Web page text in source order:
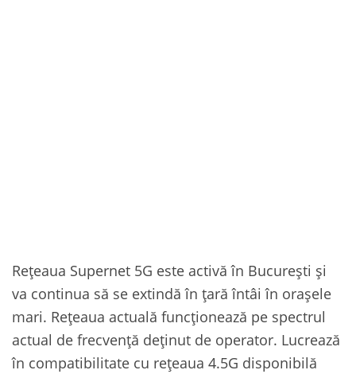
Rețeaua Supernet 5G este activă în București și
va continua să se extindă în țară întâi în orașele
mari. Rețeaua actuală funcționează pe spectrul
actual de frecvență deținut de operator. Lucrează
în compatibilitate cu rețeaua 4.5G disponibilă